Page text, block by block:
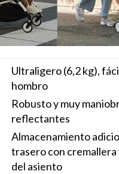
Ultraligero (6,2 kg),
hombro
Robusto y muy
reflectantes
Almacenamiento
trasero con cremallera
del asiento